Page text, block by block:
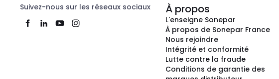
Suivez-nous sur les réseaux sociaux À propos
L'enseigne Sonepar
À propos de Sonepar France
Nous rejoindre
Intégrité et conformité
Lutte contre la fraude
Conditions de garantie des